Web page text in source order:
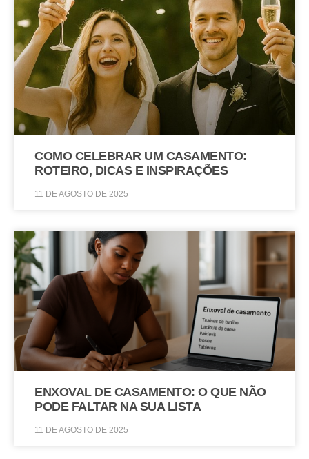
COMO CELEBRAR UM CASAMENTO:
ROTEIRO, DICAS E INSPIRAÇÕES
11 DE AGOSTO DE 2025
ENXOVAL DE CASAMENTO: O QUE NÃO
PODE FALTAR NA SUA LISTA
11 DE AGOSTO DE 2025